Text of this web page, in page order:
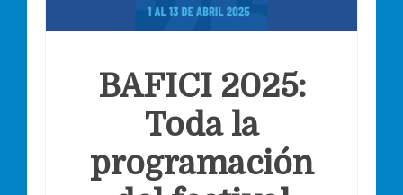
BAFICI 2025:
Toda la
programación